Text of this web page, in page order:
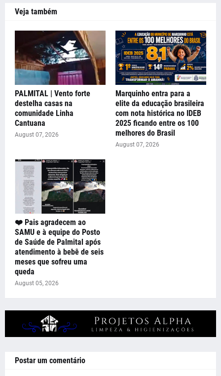
Veja também
PALMITAL | Vento forte
destelha casas na
comunidade Linha
Cantuana
August 07, 2026
Marquinho entra para a
elite da educação brasileira
com nota histórica no IDEB
2025 ficando entre os 100
melhores do Brasil
August 07, 2026
❤️ Pais agradecem ao
SAMU e à equipe do Posto
de Saúde de Palmital após
atendimento à bebê de seis
meses que sofreu uma
queda
August 05, 2026
Postar um comentário